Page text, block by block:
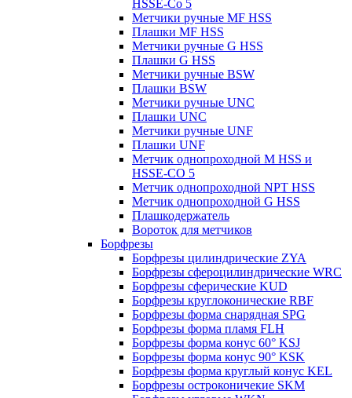
HSSE-Co 5
Метчики ручные MF HSS
Плашки MF HSS
Метчики ручные G HSS
Плашки G HSS
Метчики ручные BSW
Плашки BSW
Метчики ручные UNC
Плашки UNC
Метчики ручные UNF
Плашки UNF
Метчик однопроходной M HSS и
HSSE-CO 5
Метчик однопроходной NPT HSS
Метчик однопроходной G HSS
Плашкодержатель
Вороток для метчиков
Борфрезы
Борфрезы цилиндрические ZYA
Борфрезы сфероцилиндрические WRC
Борфрезы сферические KUD
Борфрезы круглоконические RBF
Борфрезы форма снарядная SPG
Борфрезы форма пламя FLH
Борфрезы форма конус 60° KSJ
Борфрезы форма конус 90° KSK
Борфрезы форма круглый конус KEL
Борфрезы остроконичекие SKM